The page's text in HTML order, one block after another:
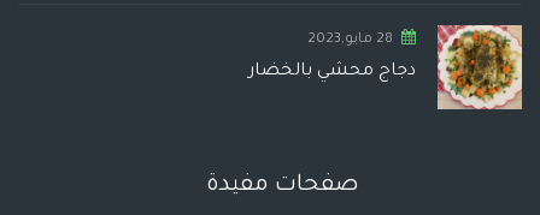
28 مايو,2023
دجاج محشي بالخضار
صفحات مفيدة